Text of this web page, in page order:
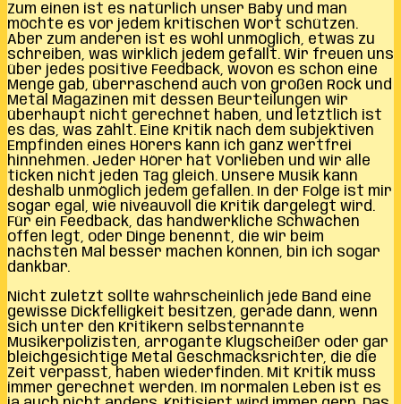
Zum einen ist es natürlich unser Baby und man
möchte es vor jedem kritischen Wort schützen.
Aber zum anderen ist es wohl unmöglich, etwas zu
schreiben, was wirklich jedem gefällt. Wir freuen uns
über jedes positive Feedback, wovon es schon eine
Menge gab, überraschend auch von großen Rock und
Metal Magazinen mit dessen Beurteilungen wir
überhaupt nicht gerechnet haben, und letztlich ist
es das, was zählt. Eine Kritik nach dem subjektiven
Empfinden eines Hörers kann ich ganz wertfrei
hinnehmen. Jeder Hörer hat Vorlieben und wir alle
ticken nicht jeden Tag gleich. Unsere Musik kann
deshalb unmöglich jedem gefallen. In der Folge ist mir
sogar egal, wie niveauvoll die Kritik dargelegt wird.
Für ein Feedback, das handwerkliche Schwächen
offen legt, oder Dinge benennt, die wir beim
nächsten Mal besser machen können, bin ich sogar
dankbar.
Nicht zuletzt sollte wahrscheinlich jede Band eine
gewisse Dickfelligkeit besitzen, gerade dann, wenn
sich unter den Kritikern selbsternannte
Musikerpolizisten, arrogante Klugscheißer oder gar
bleichgesichtige Metal Geschmacksrichter, die die
Zeit verpasst, haben wiederfinden. Mit Kritik muss
immer gerechnet werden. Im normalen Leben ist es